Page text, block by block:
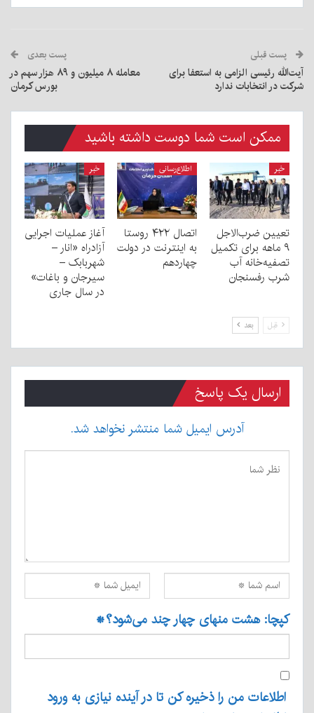
پست قبلی
آیت‌الله رئیسی الزامی به استعفا برای
شرکت در انتخابات ندارد
پست بعدی
معامله ۸ میلیون و ۸۹ هزار سهم در
بورس کرمان
ممکن است شما دوست داشته باشید
خبر
تعیین ضرب‌الاجل
۹ ماهه برای تکمیل
تصفیه‌خانه آب
شرب رفسنجان
اطلاع‌رسانی
اتصال ۴۲۲ روستا
به اینترنت در دولت
چهاردهم
خبر
آغاز عملیات اجرایی
آزادراه «انار –
شهربابک –
سیرجان و باغات»
در سال جاری
قبل بعد
ارسال یک پاسخ
آدرس ایمیل شما منتشر نخواهد شد.
کپچا: هشت منهای چهار چند می‌شود؟*
اطلاعات من را ذخیره کن تا در آینده نیازی به ورود